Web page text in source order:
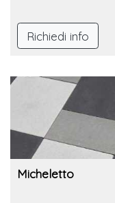
Richiedi info
Micheletto